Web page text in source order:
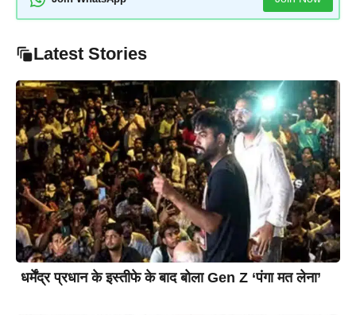
Latest Stories
धर्मेंद्र प्रधान के इस्तीफे के बाद बोला Gen Z ‘पंगा मत लेना’